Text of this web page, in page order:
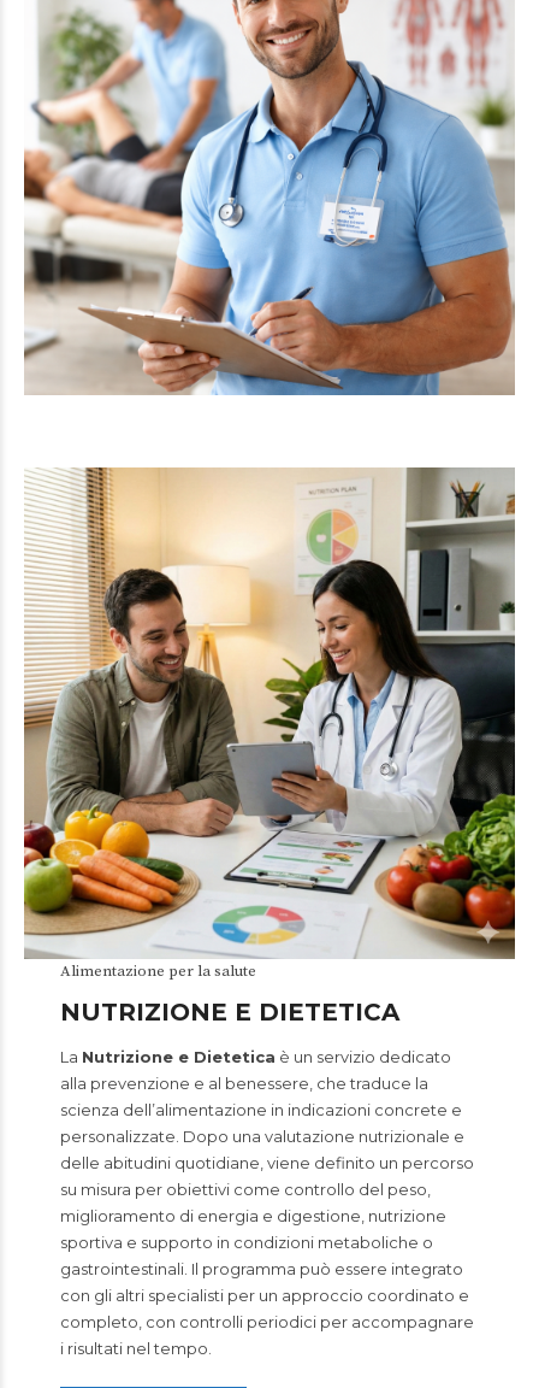
Alimentazione per la salute
NUTRIZIONE E DIETETICA
La Nutrizione e Dietetica è un servizio dedicato
alla prevenzione e al benessere, che traduce la
scienza dell’alimentazione in indicazioni concrete e
personalizzate. Dopo una valutazione nutrizionale e
delle abitudini quotidiane, viene definito un percorso
su misura per obiettivi come controllo del peso,
miglioramento di energia e digestione, nutrizione
sportiva e supporto in condizioni metaboliche o
gastrointestinali. Il programma può essere integrato
con gli altri specialisti per un approccio coordinato e
completo, con controlli periodici per accompagnare
i risultati nel tempo.